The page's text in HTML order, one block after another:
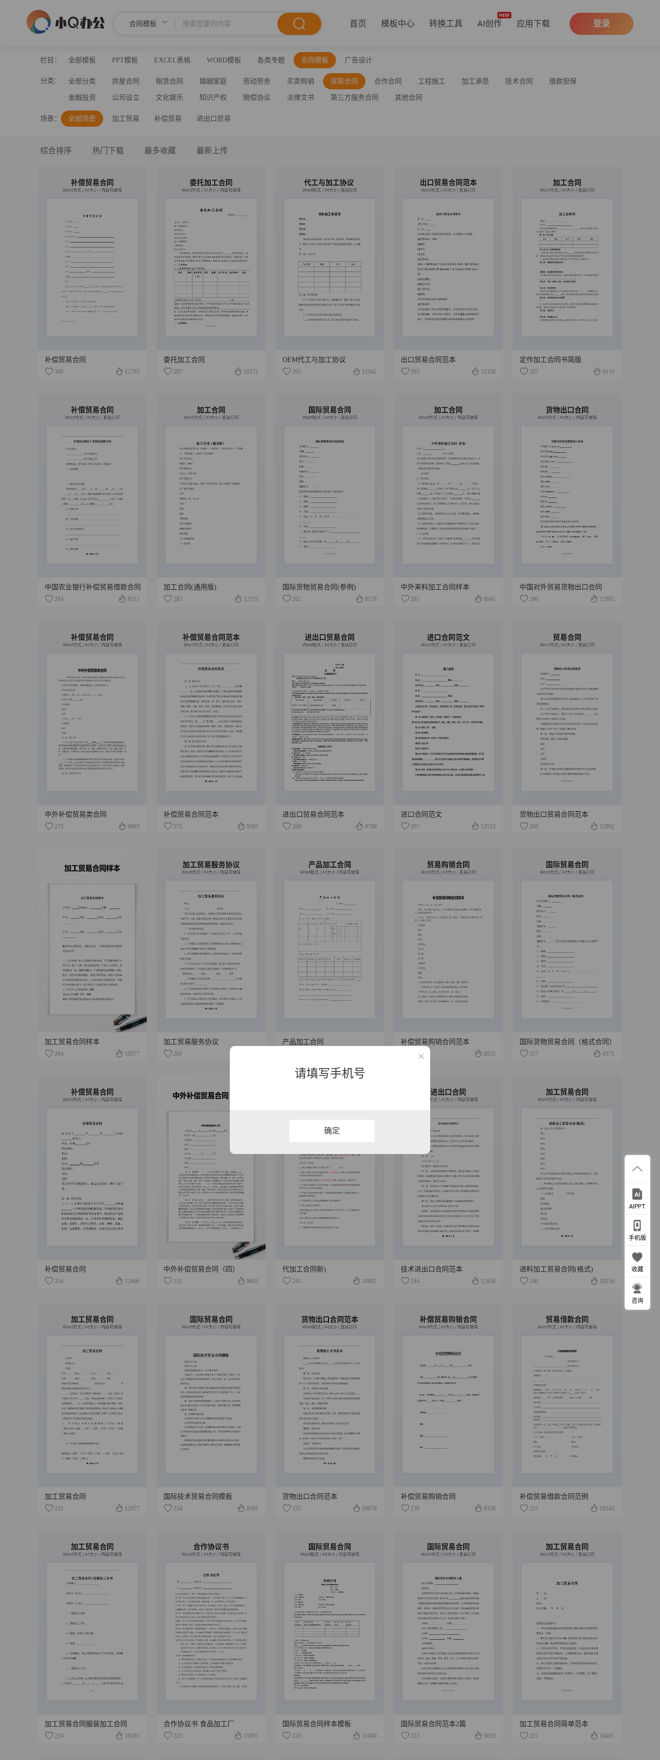
合同模板 首页 模板中心 转换工具 AI创作 应用下载 登录
栏目： 全部模板 PPT模板 EXCEL表格 WORD模板 各类专题 合同模板 广告设计
分类： 全部分类 房屋合同 租赁合同 婚姻家庭 劳动劳务 买卖购销 贸易合同 合作合同 工程施工 加工承揽 技术合同 借款担保
金融投资 公司设立 文化娱乐 知识产权 赔偿协议 法律文书 第三方服务合同 其他合同
场景： 全部场景 加工贸易 补偿贸易 进出口贸易
综合排序 热门下载 最多收藏 最新上传
补偿贸易合同
300 12795
委托加工合同
297 10171
OEM代工与加工协议
295 11942
出口贸易合同范本
295 12358
定作加工合同书简版
287 9119
中国农业银行补偿贸易借款合同
284 8515
加工合同(通用版)
283 12175
国际货物贸易合同(参例)
282 8178
中外来料加工合同样本
281 8041
中国对外贸易货物出口合同
280 12895
中外补偿贸易类合同
275 8883
补偿贸易合同范本
275 9567
进出口贸易合同范本
268 8700
进口合同范文
267 12522
货物出口贸易合同范本
266 12992
加工贸易合同样本
264 10377
加工贸易服务协议
261
产品加工合同 补偿贸易购销合同范本
257 8932
国际货物贸易合同（格式合同）
257 8571
补偿贸易合同
254 12406
中外补偿贸易合同（四）
252 9603
代加工合同新)
245 10882
技术进出口合同范本
244 12836
进料加工贸易合同(格式)
240 10250
加工贸易合同
235 12977
国际技术贸易合同模板
234 8101
货物出口合同范本
233 10678
补偿贸易购销合同
230 9358
补偿贸易借款合同范例
227 10345
加工贸易合同服装加工合同
224 10385
合作协议书 食品加工厂
223 11097
国际贸易合同样本模板
223 11049
国际贸易合同范本2篇
223 9629
加工贸易合同简单范本
222 10485
AIPPT
手机版
收藏
咨询
请填写手机号
确定